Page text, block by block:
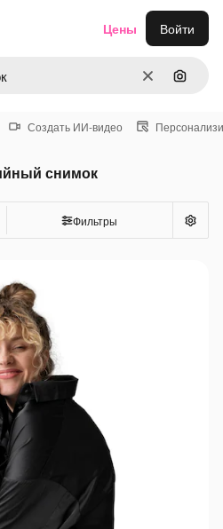
ОчиститьПоиск
Цены Войти
Создать ИИ-видео
снимок
Фильтры